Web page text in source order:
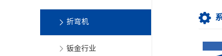
折弯机
钣金行业